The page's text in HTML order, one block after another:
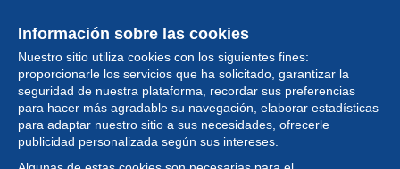
Información sobre las cookies
Nuestro sitio utiliza cookies con los siguientes fines:
proporcionarle los servicios que ha solicitado, garantizar la
seguridad de nuestra plataforma, recordar sus preferencias
para hacer más agradable su navegación, elaborar estadísticas
para adaptar nuestro sitio a sus necesidades, ofrecerle
publicidad personalizada según sus intereses.
Colección